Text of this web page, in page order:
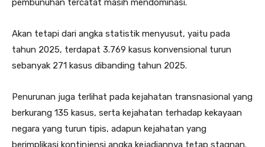
pembunuhan tercatat masih mendominasi.
Akan tetapi dari angka statistik menyusut, yaitu pada
tahun 2025, terdapat 3.769 kasus konvensional turun
sebanyak 271 kasus dibanding tahun 2025.
Penurunan juga terlihat pada kejahatan transnasional yang
berkurang 135 kasus, serta kejahatan terhadap kekayaan
negara yang turun tipis, adapun kejahatan yang
berimplikasi kontinjensi angka kejadiannya tetap stagnan.